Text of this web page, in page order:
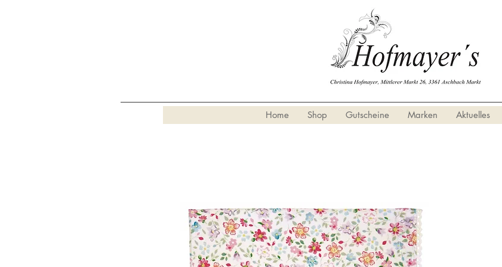
Home Shop Gutscheine Marken Aktuelles